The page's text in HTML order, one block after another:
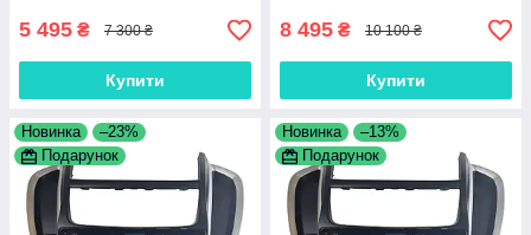
5 495 ₴ 7 300 ₴
Купити
8 495 ₴ 10 100 ₴
Купити
Новинка
–23%
Подарунок
Новинка
–13%
Подарунок